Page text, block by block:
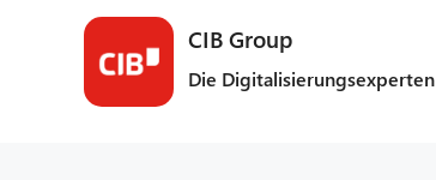
CIB Group
Die Digitalisierungsexperten